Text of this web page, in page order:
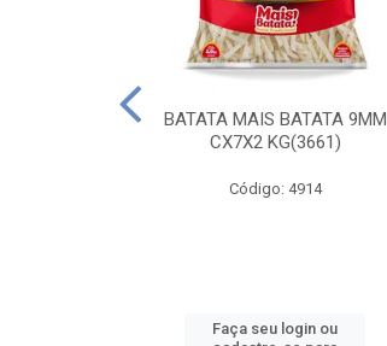
BATATA MAIS BATATA 9MM
CX7X2 KG(3661)
Código: 4914
Faça seu login ou